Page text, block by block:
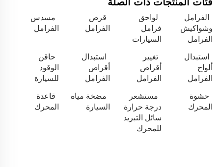
الفرامل
وشواكيش
الفرامل
لواحق
فرامل
السيارات
قرص
الفرامل
مسدس
الفرامل
استبدال
ألواح
الفرامل
تغيير
أقراص
الفرامل
استبدال
أقراص
الفرامل
حاقن
الوقود
للسيارة
حشوة
المحرك
مستشعر
درجة حرارة
سائل التبريد
للمحرك
مضخة مياه
السيارة
قاعدة
المحرك